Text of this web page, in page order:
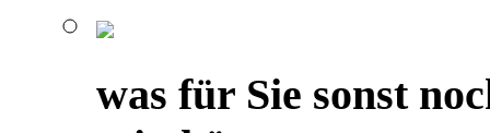
was für Sie sonst